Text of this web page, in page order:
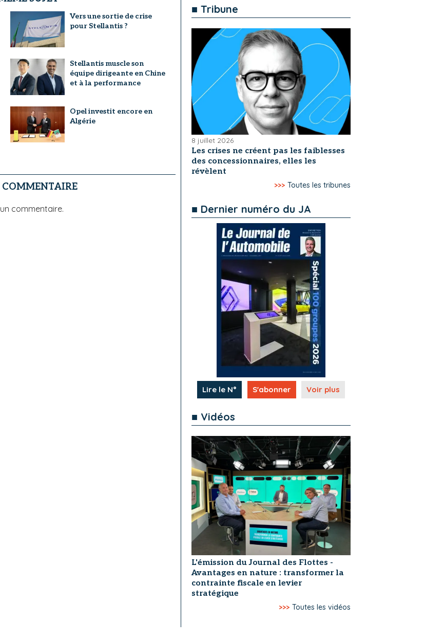
Vers une sortie de crise
pour Stellantis ?
Stellantis muscle son
équipe dirigeante en Chine
et à la performance
Opel investit encore en
Algérie
COMMENTAIRE
commentaire.
■ Tribune
8 juillet 2026
Les crises ne créent pas les faiblesses
des concessionnaires, elles les
révèlent
>>> Toutes les tribunes
■ Dernier numéro du JA
Lire le N° S'abonner Voir plus
■ Vidéos
L'émission du Journal des Flottes -
Avantages en nature : transformer la
contrainte fiscale en levier
stratégique
>>> Toutes les vidéos